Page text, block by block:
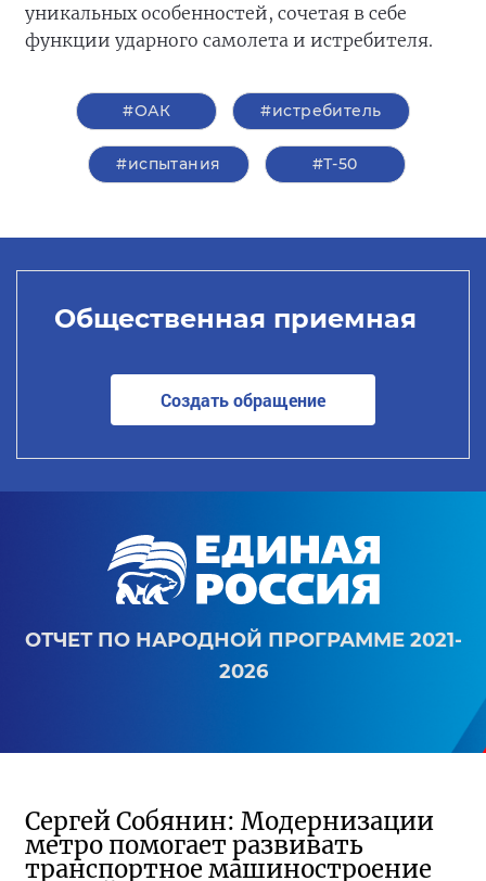
уникальных особенностей, сочетая в себе
функции ударного самолета и истребителя.
#ОАК #истребитель
#испытания #Т-50
Общественная приемная
Создать обращение
ОТЧЕТ ПО НАРОДНОЙ ПРОГРАММЕ 2021-
2026
Сергей Собянин: Модернизации
метро помогает развивать
транспортное машиностроение